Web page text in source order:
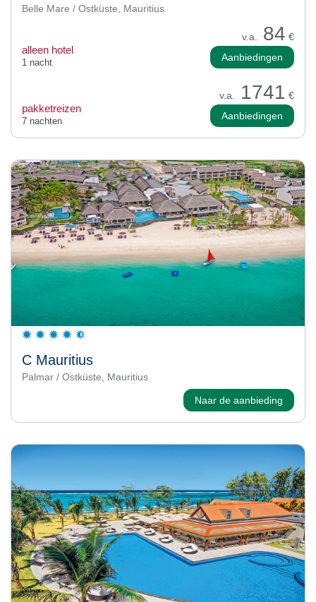
Belle Mare / Ostküste, Mauritius
v.a. 84 €
alleen hotel
1 nacht Aanbiedingen
v.a. 1741 €
pakketreizen
7 nachten Aanbiedingen
C Mauritius
Palmar / Ostküste, Mauritius
Naar de aanbieding